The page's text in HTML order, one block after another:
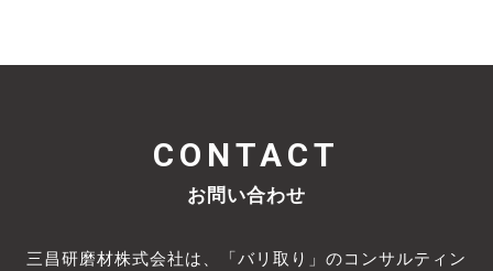
CONTACT
お問い合わせ
三昌研磨材株式会社は、「バリ取り」のコンサルティン